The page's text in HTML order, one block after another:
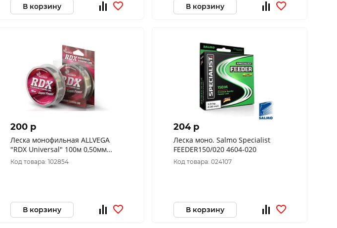
В корзину В корзину
200 p
Леска монофильная ALLVEGA
"RDX Universal" 100м 0,50мм
(16,77кг) прозрачная
Код товара: 102854
В корзину
204 p
Леска моно. Salmo Specialist
FEEDER150/020 4604-020
Код товара: 024107
В корзину